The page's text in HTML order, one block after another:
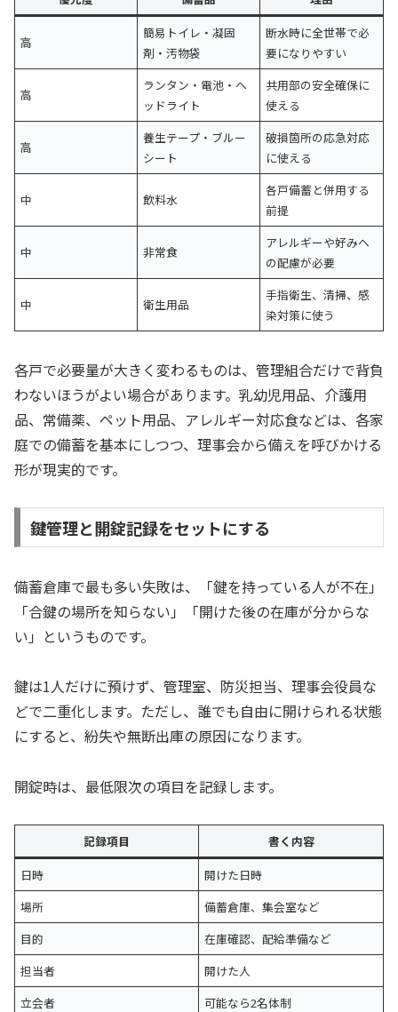
高
簡易トイレ・凝固
剤・汚物袋
断水時に全世帯で必
要になりやすい
高
ランタン・電池・ヘ
ッドライト
共用部の安全確保に
使える
高
養生テープ・ブルー
シート
破損箇所の応急対応
に使える
中 飲料水
各戸備蓄と併用する
前提
中 非常食
アレルギーや好みへ
の配慮が必要
中 衛生用品
手指衛生、清掃、感
染対策に使う
各戸で必要量が大きく変わるものは、管理組合だけで背負
わないほうがよい場合があります。乳幼児用品、介護用
品、常備薬、ペット用品、アレルギー対応食などは、各家
庭での備蓄を基本にしつつ、理事会から備えを呼びかける
形が現実的です。
鍵管理と開錠記録をセットにする
備蓄倉庫で最も多い失敗は、「鍵を持っている人が不在」
「合鍵の場所を知らない」「開けた後の在庫が分からな
い」というものです。
鍵は1人だけに預けず、管理室、防災担当、理事会役員な
どで二重化します。ただし、誰でも自由に開けられる状態
にすると、紛失や無断出庫の原因になります。
開錠時は、最低限次の項目を記録します。
記録項目
書く内容
日時
開けた日時
場所
備蓄倉庫、集会室など
目的
在庫確認、配給準備など
担当者
開けた人
立会者
可能なら2名体制